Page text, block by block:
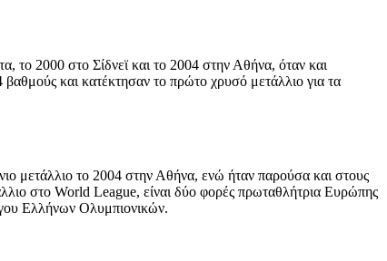
το 2000 στο Σίδνεϊ και το 2004 στην Αθήνα, όταν και
και κατέκτησαν το πρώτο χρυσό μετάλλιο για τα
μετάλλιο το 2004 στην Αθήνα, ενώ ήταν παρούσα και στους
στο World League, είναι δύο φορές πρωταθλήτρια Ευρώπης
Ελλήνων Ολυμπιονικών.